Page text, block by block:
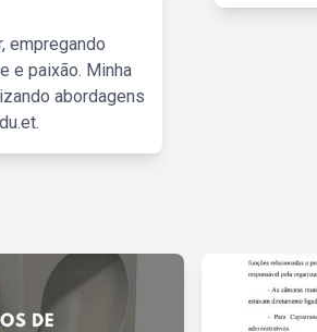
empregando
e paixão. Minha
abordagens